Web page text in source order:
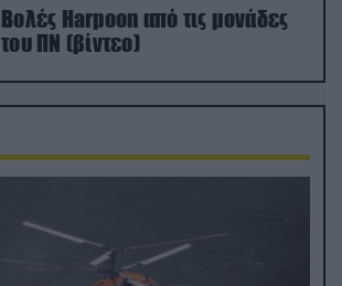
Βολές Harpoon από τις μονάδες
του ΠΝ (βίντεο)